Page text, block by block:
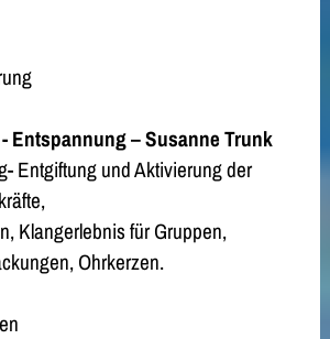
Entspannung – Susanne Trunk
Entgiftung und Aktivierung der
Klangerlebnis für Gruppen,
Ohrkerzen.